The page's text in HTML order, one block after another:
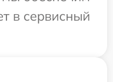
в сервисный